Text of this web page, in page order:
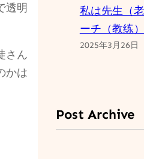
透明
さん
かは
私は先生（
ーチ（教练
2025年3月26日
Post Archive